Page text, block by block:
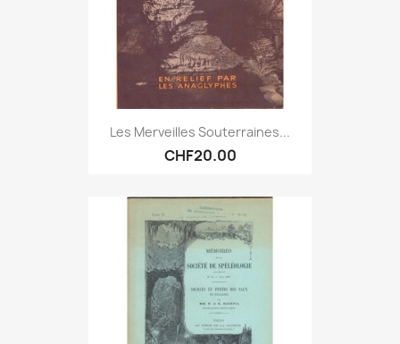
Les Merveilles Souterraines...
CHF20.00